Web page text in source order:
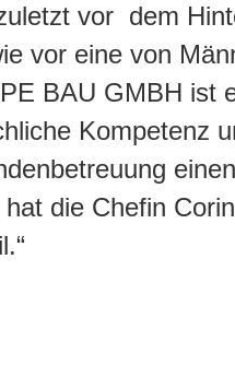
vor dem
vor eine von
BAU GMBH ist
Kompetenz
die Chefin